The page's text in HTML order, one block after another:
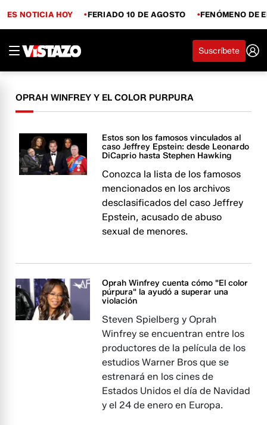
ES NOTICIA HOY FERIADO 10 DE AGOSTO FENÓMENO DE
Suscríbete
OPRAH WINFREY Y EL COLOR PURPURA
Estos son los famosos vinculados al
caso Jeffrey Epstein: desde Leonardo
DiCaprio hasta Stephen Hawking
Conozca la lista de los famosos
mencionados en los archivos
desclasificados del caso Jeffrey
Epstein, acusado de abuso
sexual de menores.
Oprah Winfrey cuenta cómo "El color
púrpura" la ayudó a superar una
violación
Steven Spielberg y Oprah
Winfrey se encuentran entre los
productores de la película de los
estudios Warner Bros que se
estrenará en los cines de
Estados Unidos el día de Navidad
y el 24 de enero en Europa.